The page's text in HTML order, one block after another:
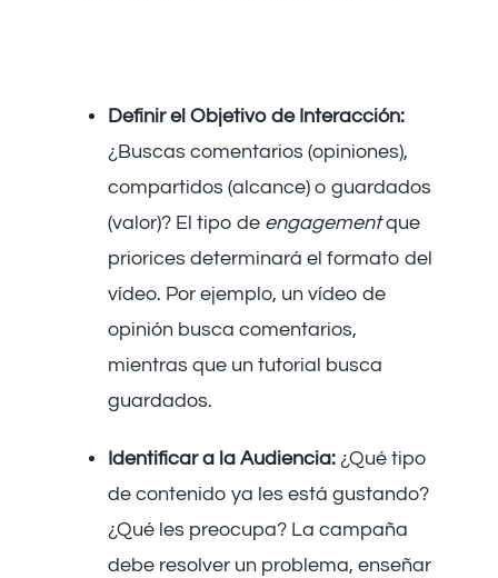
Definir el Objetivo de Interacción:
¿Buscas comentarios (opiniones),
compartidos (alcance) o guardados
(valor)? El tipo de engagementque
priorices determinará el formato del
vídeo. Por ejemplo, un vídeo de
opinión busca comentarios,
mientras que un tutorial busca
guardados.
Identificar a la Audiencia: ¿Qué tipo
de contenido ya les está gustando?
¿Qué les preocupa? La campaña
debe resolver un problema, enseñar